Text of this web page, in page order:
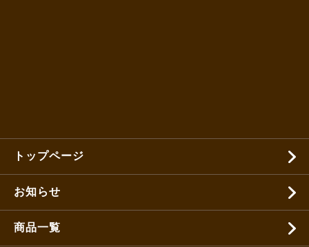
トップページ
お知らせ
商品一覧